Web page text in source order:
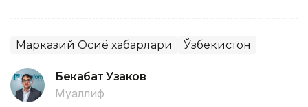
Марказий Осиё хабарлари Ўзбекистон
Бекабат Узаков
Муаллиф